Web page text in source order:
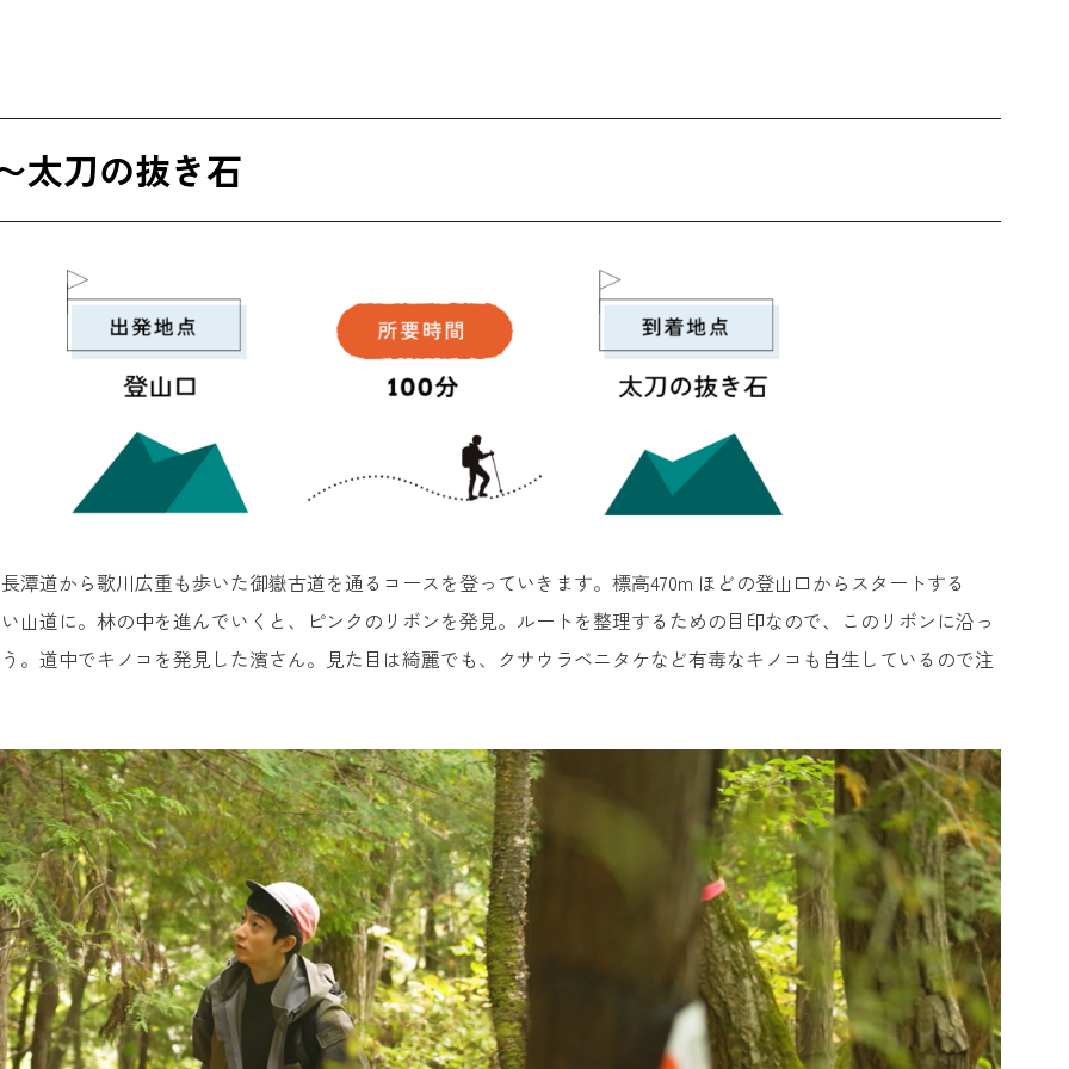
太刀の抜き石
潭道から歌川広重も歩いた御嶽古道を通るコースを登っていきます。標高470m ほどの登山口からスタートする
山道に。林の中を進んでいくと、ピンクのリボンを発見。ルートを整理するための目印なので、このリボンに沿っ
。道中でキノコを発見した濱さん。見た目は綺麗でも、クサウラベニタケなど有毒なキノコも自生しているので注